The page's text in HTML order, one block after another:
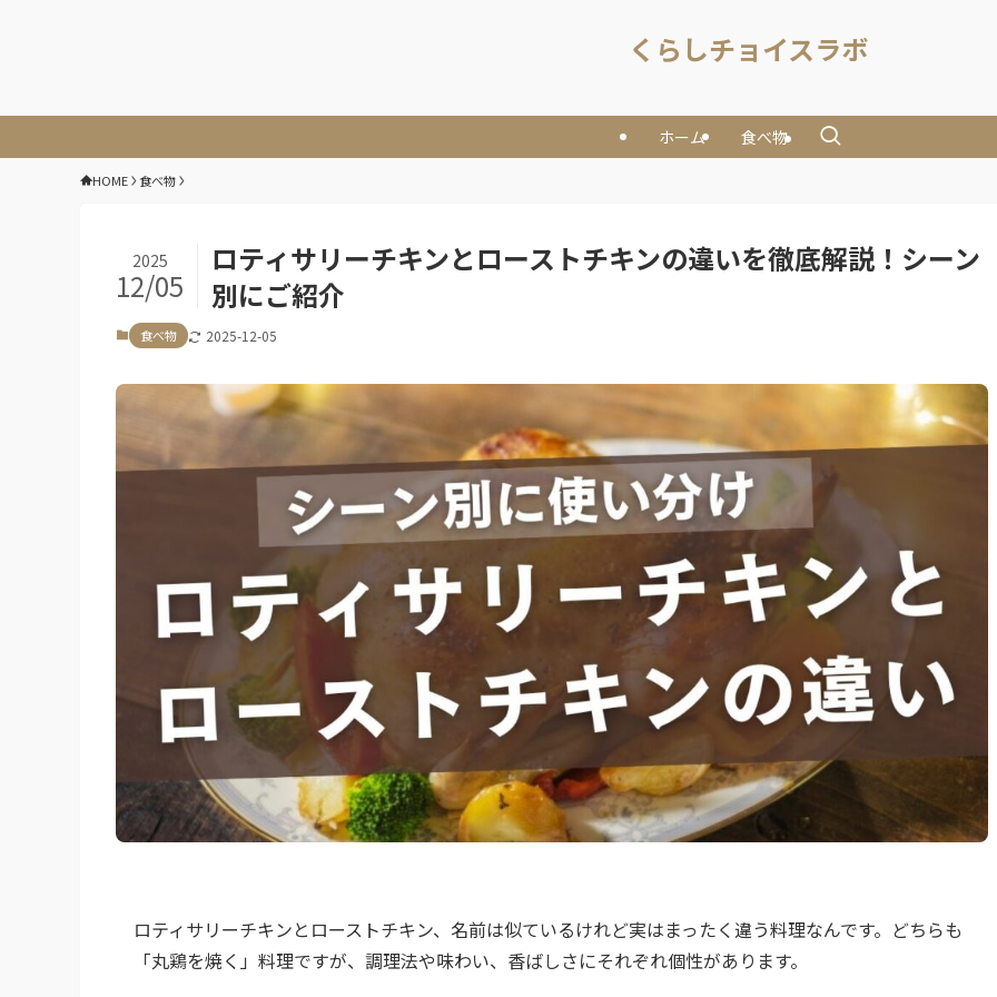
くらしチョイスラボ
ホーム 食べ物
HOME 食べ物
ロティサリーチキンとローストチキンの違いを徹底解説！シーン
別にご紹介
2025
12/05
食べ物 2025-12-05
ロティサリーチキンとローストチキン、名前は似ているけれど実はまったく違う料理なんです。どちらも
「丸鶏を焼く」料理ですが、調理法や味わい、香ばしさにそれぞれ個性があります。